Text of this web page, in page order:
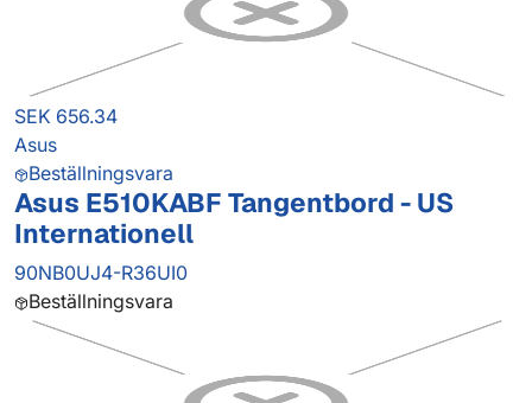
SEK 656.34
Asus
Beställningsvara
Asus E510KABF Tangentbord - US
Internationell
90NB0UJ4-R36UI0
Beställningsvara